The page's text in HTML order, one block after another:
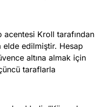
acentesi Kroll tarafından
elde edilmiştir. Hesap
altına almak için
taraflarla